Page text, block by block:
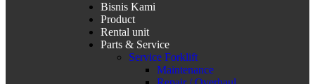
Bisnis Kami
Product
Rental unit
Parts & Service
Service Forklift
Maintenance